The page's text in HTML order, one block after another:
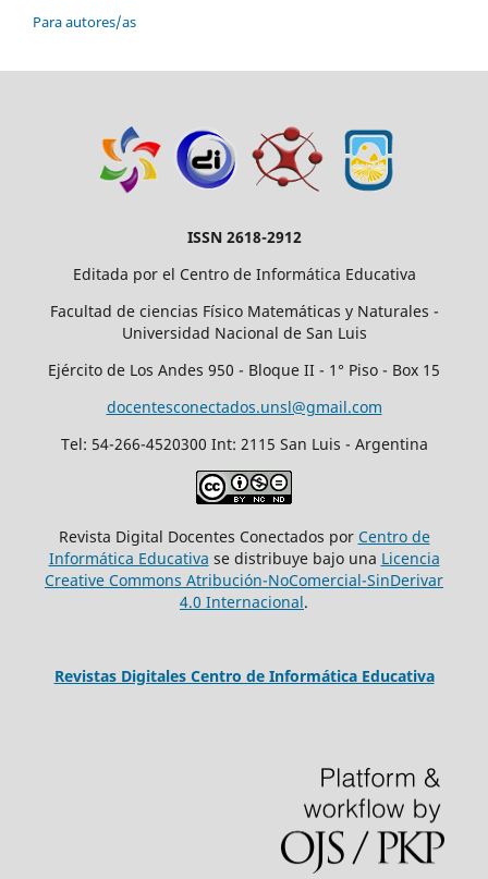
Para autores/as
ISSN 2618-2912
Editada por el Centro de Informática Educativa
Facultad de ciencias Físico Matemáticas y Naturales -
Universidad Nacional de San Luis
Ejército de Los Andes 950 - Bloque II - 1° Piso - Box 15
docentesconectados.unsl@gmail.com
Tel: 54-266-4520300 Int: 2115 San Luis - Argentina
Revista Digital Docentes Conectados por Centro de
Informática Educativa se distribuye bajo una Licencia
Creative Commons Atribución-NoComercial-SinDerivar
4.0 Internacional.
Revistas Digitales Centro de Informática Educativa